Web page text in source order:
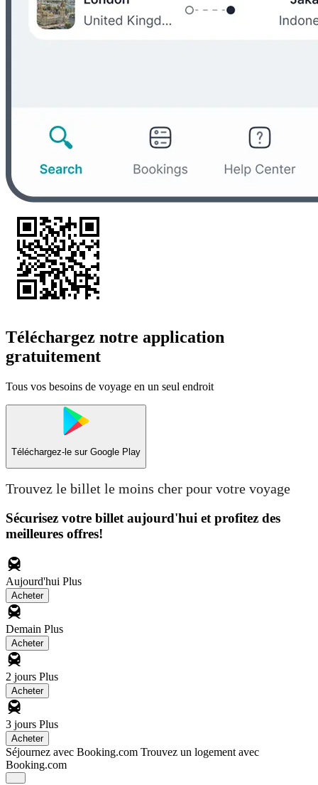
Téléchargez notre application
gratuitement
Tous vos besoins de voyage en un seul endroit
Téléchargez-le sur Google Play
Trouvez le billet le moins cher pour votre voyage
Sécurisez votre billet aujourd'hui et profitez des
meilleures offres!
Aujourd'hui Plus
Acheter
Demain Plus
Acheter
2 jours Plus
Acheter
3 jours Plus
Acheter
Séjournez avec Booking.com Trouvez un logement avec
Booking.com